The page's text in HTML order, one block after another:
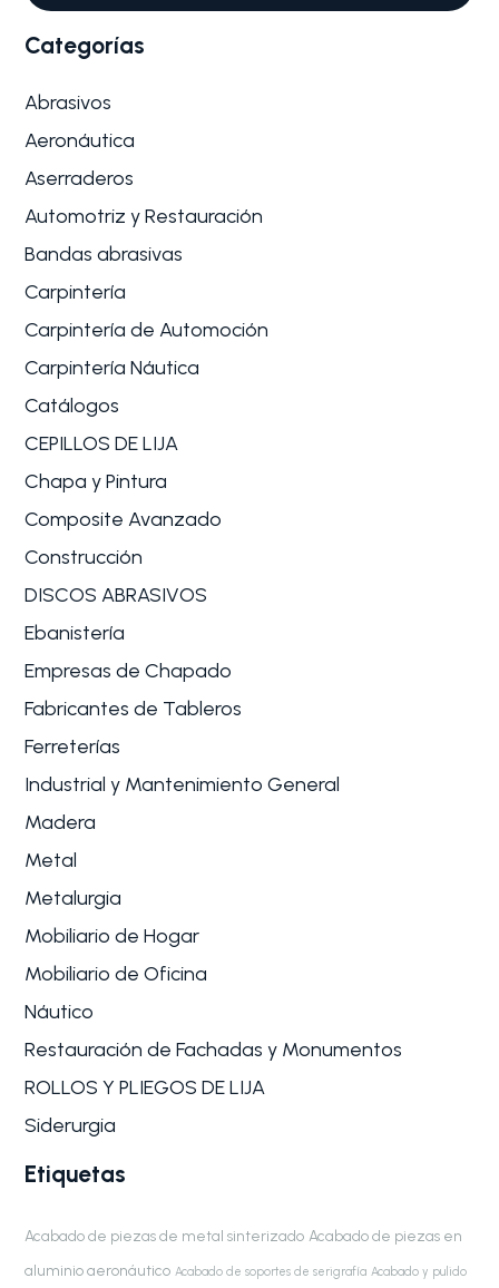
Categorías
Abrasivos
Aeronáutica
Aserraderos
Automotriz y Restauración
Bandas abrasivas
Carpintería
Carpintería de Automoción
Carpintería Náutica
Catálogos
CEPILLOS DE LIJA
Chapa y Pintura
Composite Avanzado
Construcción
DISCOS ABRASIVOS
Ebanistería
Empresas de Chapado
Fabricantes de Tableros
Ferreterías
Industrial y Mantenimiento General
Madera
Metal
Metalurgia
Mobiliario de Hogar
Mobiliario de Oficina
Náutico
Restauración de Fachadas y Monumentos
ROLLOS Y PLIEGOS DE LIJA
Siderurgia
Etiquetas
Acabado de piezas de metal sinterizado Acabado de piezas en
aluminio aeronáutico Acabado de soportes de serigrafía Acabado y pulido